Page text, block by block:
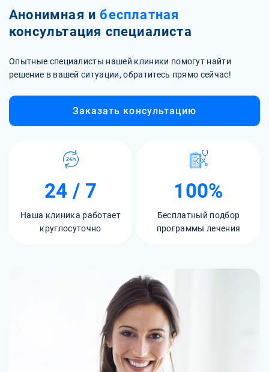
Анонимная и бесплатная
консультация специалиста
Опытные специалисты нашей клиники помогут найти
решение в вашей ситуации, обратитесь прямо сейчас!
Заказать консультацию
24 / 7
Наша клиника работает
круглосуточно
100%
Бесплатный подбор
программы лечения